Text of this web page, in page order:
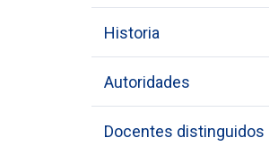
Historia
Autoridades
Docentes distinguidos